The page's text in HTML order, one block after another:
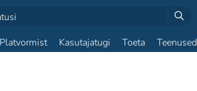
Platvormist Kasutajatugi Toeta Teenused